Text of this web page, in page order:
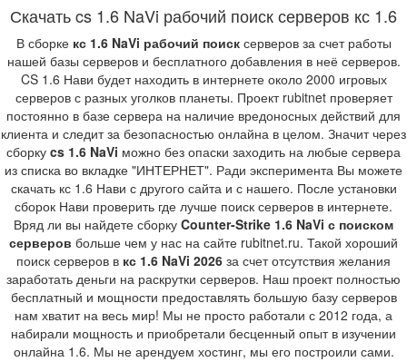
Скачать cs 1.6 NaVi рабочий поиск серверов кс 1.6
В сборке кс 1.6 NaVi рабочий поисксерверов за счет работы
нашей базы серверов и бесплатного добавления в неё серверов.
CS 1.6 Нави будет находить в интернете около 2000 игровых
серверов с разных уголков планеты. Проект rubitnet проверяет
постоянно в базе сервера на наличие вредоносных действий для
клиента и следит за безопасностью онлайна в целом. Значит через
сборку cs 1.6 NaVi можно без опаски заходить на любые сервера
из списка во вкладке "ИНТЕРНЕТ". Ради эксперимента Вы можете
скачать кс 1.6 Нави с другого сайта и с нашего. После установки
сборок Нави проверить где лучше поиск серверов в интернете.
Вряд ли вы найдете сборку Counter-Strike 1.6 NaVi с поиском
серверов больше чем у нас на сайте rubitnet.ru. Такой хороший
поиск серверов в кс 1.6 NaVi 2026 за счет отсутствия желания
заработать деньги на раскрутки серверов. Наш проект полностью
бесплатный и мощности предоставлять большую базу серверов
нам хватит на весь мир! Мы не просто работали с 2012 года, а
набирали мощность и приобретали бесценный опыт в изучении
онлайна 1.6. Мы не арендуем хостинг, мы его построили сами.